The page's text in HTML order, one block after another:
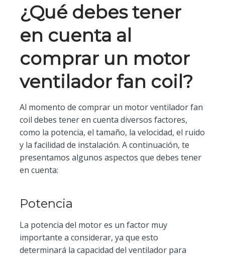
¿Qué debes tener
en cuenta al
comprar un motor
ventilador fan coil?
Al momento de comprar un motor ventilador fan
coil debes tener en cuenta diversos factores,
como la potencia, el tamaño, la velocidad, el ruido
y la facilidad de instalación. A continuación, te
presentamos algunos aspectos que debes tener
en cuenta:
Potencia
La potencia del motor es un factor muy
importante a considerar, ya que esto
determinará la capacidad del ventilador para